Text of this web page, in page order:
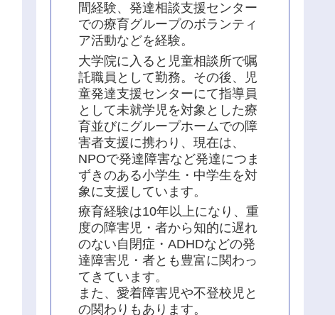
間経験、発達相談支援センター
での療育グループのボランティ
ア活動などを経験。
大学院に入ると児童相談所で嘱
託職員として勤務。その後、児
童発達支援センターにて指導員
として未就学児を対象とした療
育並びにグループホームでの障
害者支援に携わり、現在は、
NPOで発達障害など発達につま
ずきのある小学生・中学生を対
象に支援しています。
療育経験は10年以上になり、重
度の障害児・者から知的に遅れ
のない自閉症・ADHDなどの発
達障害児・者とも豊富に関わっ
てきています。
また、愛着障害児や不登校児と
の関わりもあります。